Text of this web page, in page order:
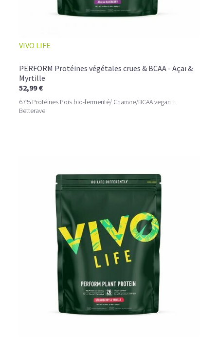
VIVO LIFE
PERFORM Protéines végétales crues & BCAA - Açaï &
Myrtille
52,99 €
67% Protéines Pois bio-fermenté/ Chanvre/BCAA vegan +
Betterave